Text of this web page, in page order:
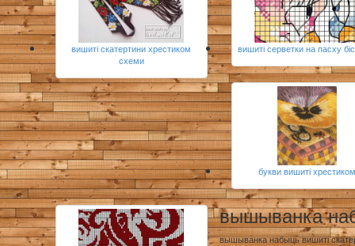
вишиті скатертини хрестиком
схеми
вишиті серветки на пасху
букви вишиті хрестиком
вышыванка
вышыванка набыць вишиті